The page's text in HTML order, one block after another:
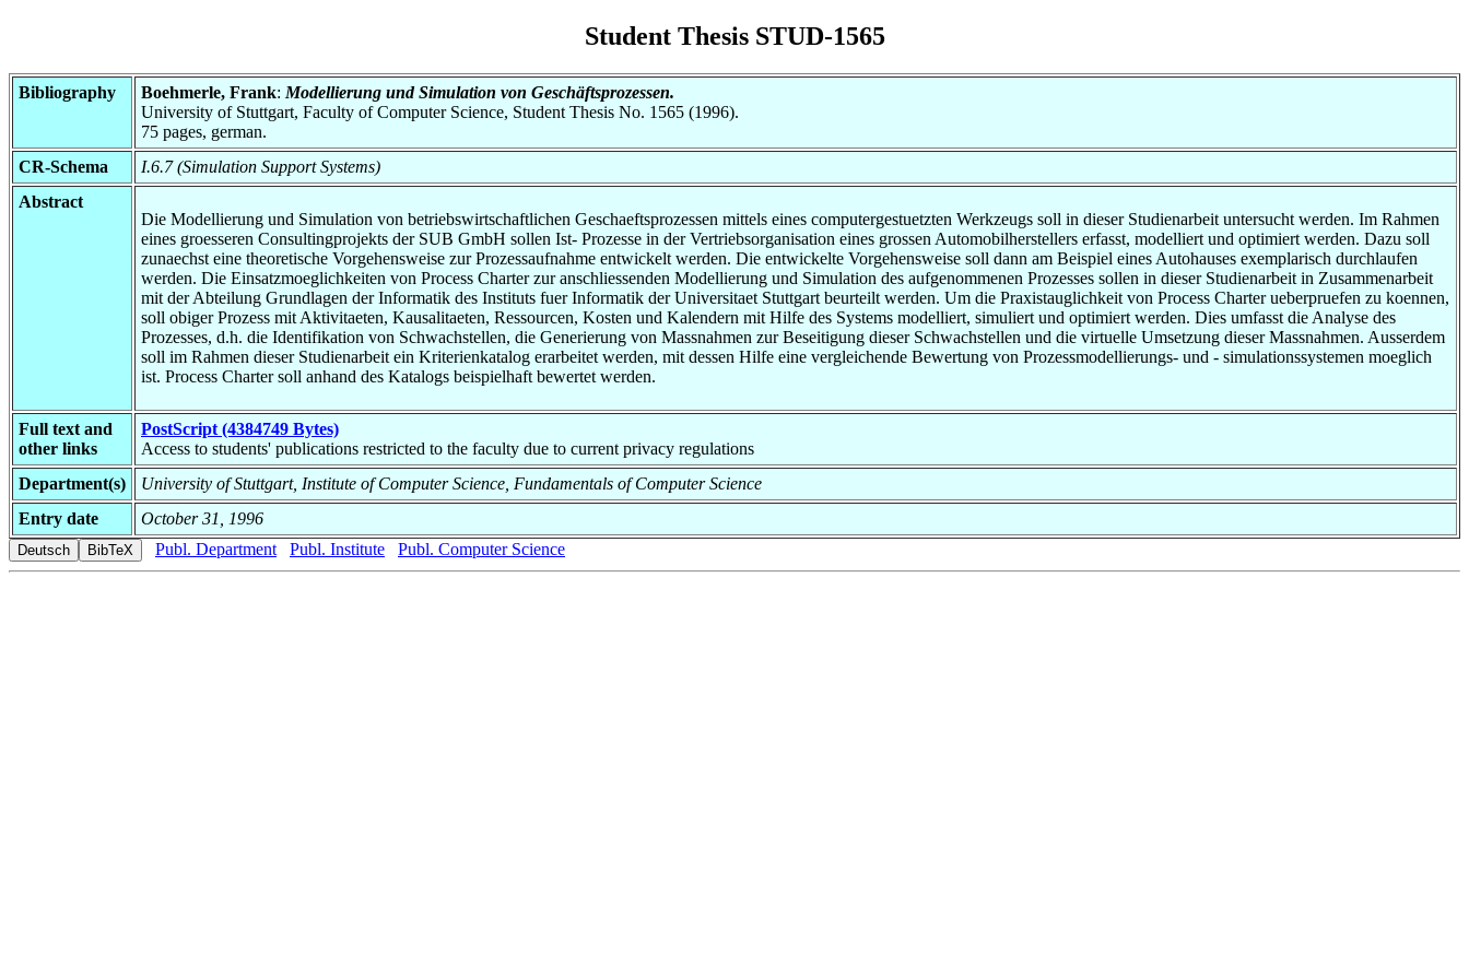
Student Thesis STUD-1565
Bibliography Boehmerle, Frank: Modellierung und Simulation von Geschäftsprozessen.
University of Stuttgart, Faculty of Computer Science, Student Thesis No. 1565 (1996).
75 pages, german.
CR-Schema
I.6.7 (Simulation Support Systems)
Abstract
Die Modellierung und Simulation von betriebswirtschaftlichen Geschaeftsprozessen mittels eines computergestuetzten Werkzeugs soll in dieser Studienarbeit untersucht werden. Im Rahmen
eines groesseren Consultingprojekts der SUB GmbH sollen Ist- Prozesse in der Vertriebsorganisation eines grossen Automobilherstellers erfasst, modelliert und optimiert werden. Dazu soll
zunaechst eine theoretische Vorgehensweise zur Prozessaufnahme entwickelt werden. Die entwickelte Vorgehensweise soll dann am Beispiel eines Autohauses exemplarisch durchlaufen
werden. Die Einsatzmoeglichkeiten von Process Charter zur anschliessenden Modellierung und Simulation des aufgenommenen Prozesses sollen in dieser Studienarbeit in Zusammenarbeit
mit der Abteilung Grundlagen der Informatik des Instituts fuer Informatik der Universitaet Stuttgart beurteilt werden. Um die Praxistauglichkeit von Process Charter ueberpruefen zu koennen,
soll obiger Prozess mit Aktivitaeten, Kausalitaeten, Ressourcen, Kosten und Kalendern mit Hilfe des Systems modelliert, simuliert und optimiert werden. Dies umfasst die Analyse des
Prozesses, d.h. die Identifikation von Schwachstellen, die Generierung von Massnahmen zur Beseitigung dieser Schwachstellen und die virtuelle Umsetzung dieser Massnahmen. Ausserdem
soll im Rahmen dieser Studienarbeit ein Kriterienkatalog erarbeitet werden, mit dessen Hilfe eine vergleichende Bewertung von Prozessmodellierungs- und - simulationssystemen moeglich
ist. Process Charter soll anhand des Katalogs beispielhaft bewertet werden.
Full text and
other links
PostScript (4384749 Bytes)
Access to students' publications restricted to the faculty due to current privacy regulations
Department(s)
University of Stuttgart, Institute of Computer Science, Fundamentals of Computer Science
Entry date
October 31, 1996
Publ. Department
Publ. Institute Publ. Computer Science